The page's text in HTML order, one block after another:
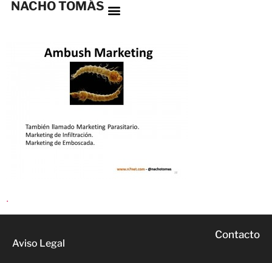
NACHO TOMÁS
.
Aviso Legal
Contacto